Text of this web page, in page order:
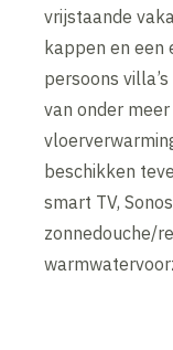
vrijstaande
kappen en een
persoons
van onder
beschikken
smart TV,
zonnedouche/